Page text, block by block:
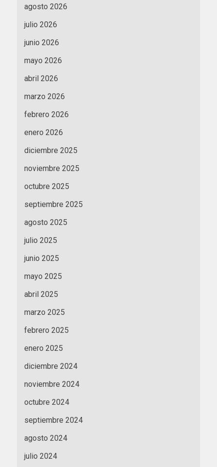
agosto 2026
julio 2026
junio 2026
mayo 2026
abril 2026
marzo 2026
febrero 2026
enero 2026
diciembre 2025
noviembre 2025
octubre 2025
septiembre 2025
agosto 2025
julio 2025
junio 2025
mayo 2025
abril 2025
marzo 2025
febrero 2025
enero 2025
diciembre 2024
noviembre 2024
octubre 2024
septiembre 2024
agosto 2024
julio 2024